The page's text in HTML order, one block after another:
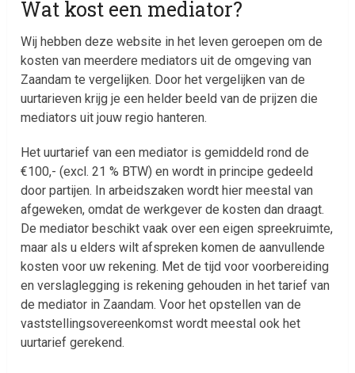
Wat kost een mediator?
Wij hebben deze website in het leven geroepen om de
kosten van meerdere mediators uit de omgeving van
Zaandam te vergelijken. Door het vergelijken van de
uurtarieven krijg je een helder beeld van de prijzen die
mediators uit jouw regio hanteren.
Het uurtarief van een mediator is gemiddeld rond de
€100,- (excl. 21 % BTW) en wordt in principe gedeeld
door partijen. In arbeidszaken wordt hier meestal van
afgeweken, omdat de werkgever de kosten dan draagt.
De mediator beschikt vaak over een eigen spreekruimte,
maar als u elders wilt afspreken komen de aanvullende
kosten voor uw rekening. Met de tijd voor voorbereiding
en verslaglegging is rekening gehouden in het tarief van
de mediator in Zaandam. Voor het opstellen van de
vaststellingsovereenkomst wordt meestal ook het
uurtarief gerekend.